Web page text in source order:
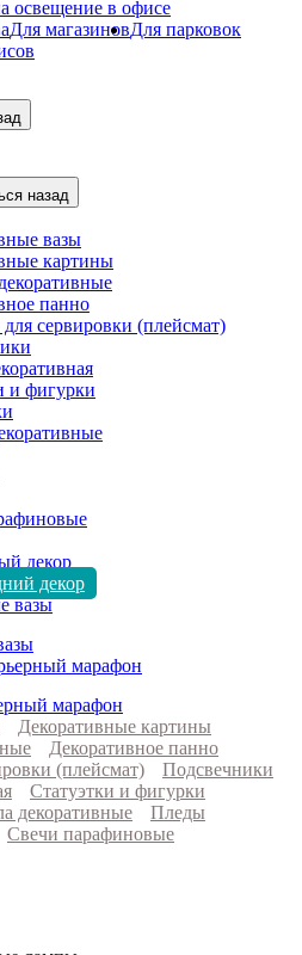
освещение в офисе
Для магазиновДля парковок
назад
вазы
картины
панно
сервировки (плейсмат)
и фигурки
декор
декор
марафон
Декоративные картины
Декоративное панно
(плейсмат)
Подсвечники
Статуэтки и фигурки
декоративные
Пледы
Свечи парафиновые